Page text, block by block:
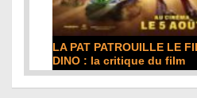
LA PAT PATROUILLE LE
DINO : la critique du film